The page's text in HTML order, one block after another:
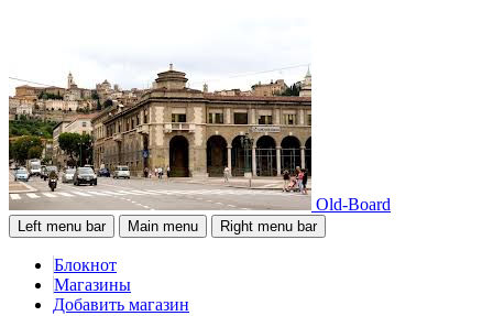
Old-Board
Left menu bar Main menu Right menu bar
Блокнот
Магазины
Добавить магазин